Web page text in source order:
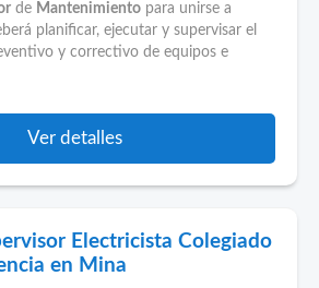
de Mantenimiento para unirse a
planificar, ejecutar y supervisar el
y correctivo de equipos e
Ver detalles
Electricista Colegiado
en Mina